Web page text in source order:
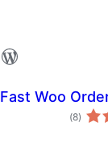
Fast Woo
(8 ئومۇمىي
دەرىجە
)